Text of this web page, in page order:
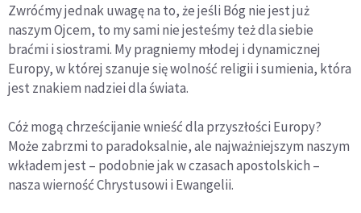
Zwróćmy jednak uwagę na to, że jeśli Bóg nie jest już
naszym Ojcem, to my sami nie jesteśmy też dla siebie
braćmi i siostrami. My pragniemy młodej i dynamicznej
Europy, w której szanuje się wolność religii i sumienia, która
jest znakiem nadziei dla świata.
Cóż mogą chrześcijanie wnieść dla przyszłości Europy?
Może zabrzmi to paradoksalnie, ale najważniejszym naszym
wkładem jest – podobnie jak w czasach apostolskich –
nasza wierność Chrystusowi i Ewangelii.